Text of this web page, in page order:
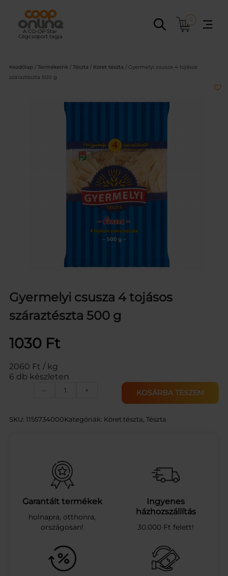
tartalomhoz
0
Kezdőlap / Termékeink / Tészta / Köret tészta / Gyermelyi csusza 4 tojásos
száraztészta 500 g
Gyermelyi csusza 4 tojásos
száraztészta 500 g
1030 Ft
2060 Ft / kg
6 db készleten
–
G
R
I
T
É
S
T
A
T
O
J
+ KOSÁRBA TESZEM
SKU: 1155734000Kategóriák: Köret tészta Tészta
Garantált termékek
holnapra, otthonra,
országosan!
Ingyenes
házhozszállítás
30.000 Ft felett!